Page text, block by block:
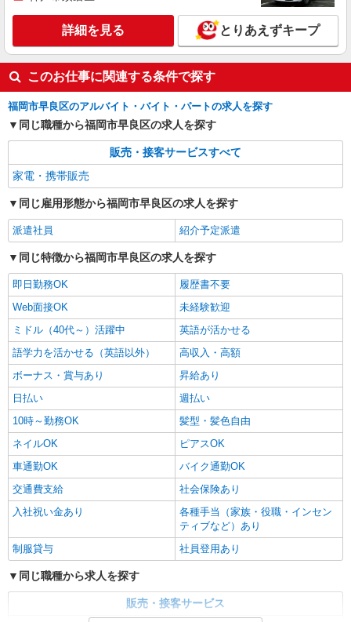
経験・能力による 【試用期間】時給 0 円 〜 0 円
■ソフトバンク販売契約社員【福岡市早良区エ
リア】 福岡県福岡市早良区
キープ
正社員
ソフトバンク次郎丸店
【店長職】ソフトバンクショップの携帯販売ス
タッフ
ヶ月 月給25万円以上 ※経験・能力による 【試用
期間】月給 245000 円 〜 312000 円
■ソフトバンク次郎丸店 福岡県 福岡市早良区
次郎丸3丁目 2‐39
キープ
詳細を見る とりあえずキープ
このお仕事に関連する条件で探す
福岡市早良区のアルバイト・バイト・パートの求人を探す
同じ職種から福岡市早良区の求人を探す
販売・接客サービスすべて
家電・携帯販売
同じ雇用形態から福岡市早良区の求人を探す
派遣社員 紹介予定派遣
同じ特徴から福岡市早良区の求人を探す
即日勤務OK
履歴書不要
Web面接OK
未経験歓迎
ミドル（40代～）活躍中
英語が活かせる
語学力を活かせる（英語以外）
高収入・高額
ボーナス・賞与あり
昇給あり
日払い
週払い
10時～勤務OK
髪型・髪色自由
ネイルOK
ピアスOK
車通勤OK
バイク通勤OK
交通費支給
社会保険あり
入社祝い金あり
各種手当（家族・役職・インセン
ティブなど）あり
制服貸与
社員登用あり
同じ職種から求人を探す
販売・接客サービス